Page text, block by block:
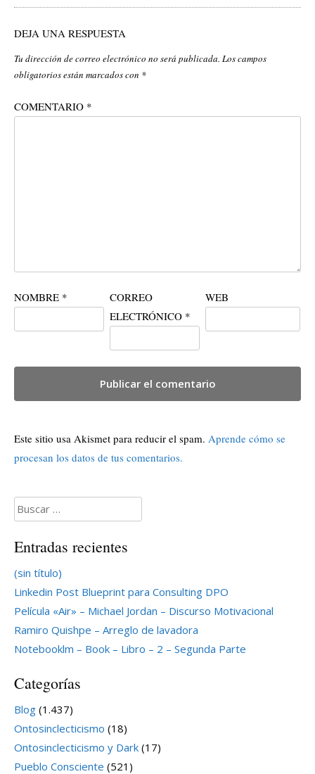
DEJA UNA RESPUESTA
Tu dirección de correo electrónico no será publicada. Los campos
obligatorios están marcados con *
COMENTARIO *
NOMBRE *
CORREO
ELECTRÓNICO *
WEB
Este sitio usa Akismet para reducir el spam. Aprende cómo se
procesan los datos de tus comentarios.
Buscar:
Entradas recientes
(sin título)
Linkedin Post Blueprint para Consulting DPO
Película «Air» – Michael Jordan – Discurso Motivacional
Ramiro Quishpe – Arreglo de lavadora
Notebooklm – Book – Libro – 2 – Segunda Parte
Categorías
Blog (1.437)
Ontosinclecticismo (18)
Ontosinclecticismo y Dark (17)
Pueblo Consciente (521)